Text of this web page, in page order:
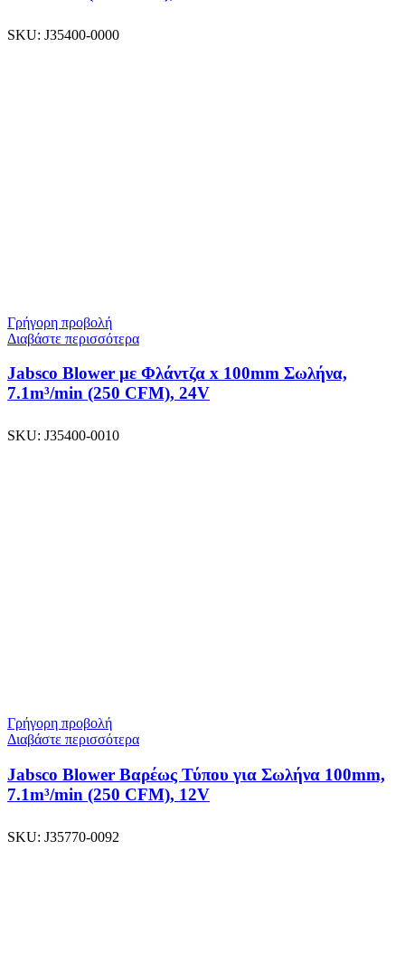
SKU: J35400-0000
Γρήγορη προβολή
Διαβάστε περισσότερα
Jabsco Blower με Φλάντζα x 100mm Σωλήνα,
7.1m³/min (250 CFM), 24V
SKU: J35400-0010
Γρήγορη προβολή
Διαβάστε περισσότερα
Jabsco Blower Βαρέως Τύπου για Σωλήνα 100mm,
7.1m³/min (250 CFM), 12V
SKU: J35770-0092